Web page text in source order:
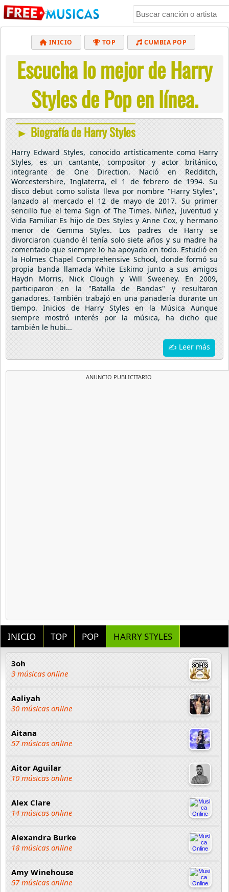
INICIO TOP CUMBIA POP
BACHATA MUSICA CRISTIANA
REGGAETON BALADAS ALTERNATIVO
ELECTRÓNICA CUMBIAS
Escucha lo mejor de Harry
Styles de Pop en línea.
► Biografía de Harry Styles
Harry Edward Styles, conocido artísticamente como Harry
Styles, es un cantante, compositor y actor británico,
integrante de One Direction. Nació en Redditch,
Worcestershire, Inglaterra, el 1 de febrero de 1994. Su
disco debut como solista lleva por nombre "Harry Styles",
lanzado al mercado el 12 de mayo de 2017. Su primer
sencillo fue el tema Sign of The Times. Niñez, Juventud y
Vida Familiar Es hijo de Des Styles y Anne Cox, y hermano
menor de Gemma Styles. Los padres de Harry se
divorciaron cuando él tenía solo siete años y su madre ha
comentado que siempre lo ha apoyado en todo. Estudió en
la Holmes Chapel Comprehensive School, donde formó su
propia banda llamada White Eskimo junto a sus amigos
Haydn Morris, Nick Clough y Will Sweeney. En 2009,
participaron en la "Batalla de Bandas" y resultaron
ganadores. También trabajó en una panadería durante un
tiempo. Inicios de Harry Styles en la Música Aunque
siempre mostró interés por la música, ha dicho que
también le hubi...
✍ Leer más
ANUNCIO PUBLICITARIO
INICIO TOP POP HARRY STYLES
3oh
3 músicas online
Aaliyah
30 músicas online
Aitana
57 músicas online
Aitor Aguilar
10 músicas online
Alex Clare
14 músicas online
Alexandra Burke
18 músicas online
Amy Winehouse
57 músicas online